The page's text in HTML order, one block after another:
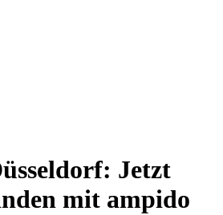
Jetzt
mit ampido